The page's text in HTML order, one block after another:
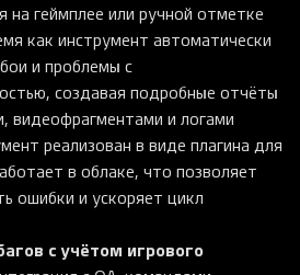
на геймплее или ручной отметке
как инструмент автоматически
и проблемы с
создавая подробные отчёты
видеофрагментами и логами
реализован в виде плагина для
в облаке, что позволяет
ошибки и ускоряет цикл
с учётом игрового